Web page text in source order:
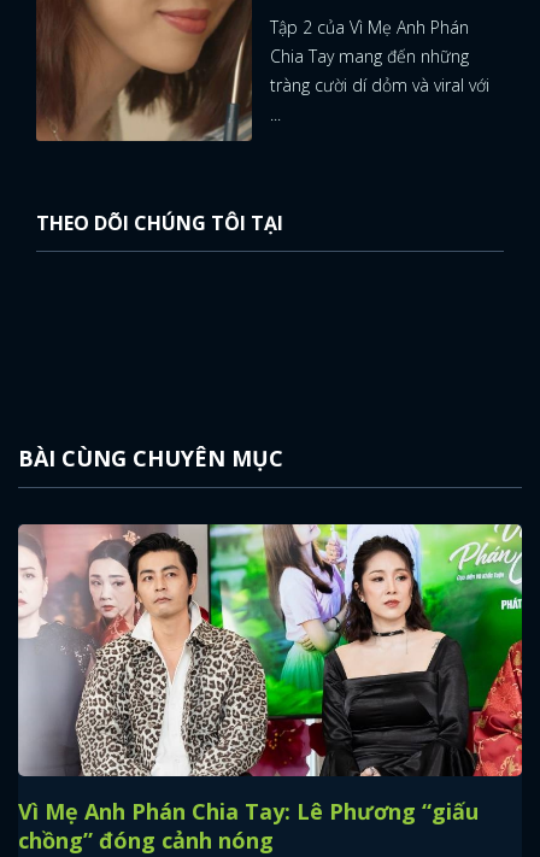
Tập 2 của Vì Mẹ Anh Phán
Chia Tay mang đến những
tràng cười dí dỏm và viral với
...
THEO DÕI CHÚNG TÔI TẠI
BÀI CÙNG CHUYÊN MỤC
Vì Mẹ Anh Phán Chia Tay: Lê Phương “giấu
chồng” đóng cảnh nóng